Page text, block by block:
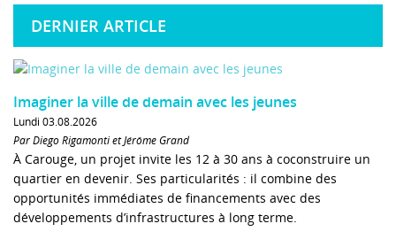
DERNIER ARTICLE
Imaginer la ville de demain avec les jeunes
Lundi 03.08.2026
Par Diego Rigamonti et Jérôme Grand
À Carouge, un projet invite les 12 à 30 ans à coconstruire un
quartier en devenir. Ses particularités : il combine des
opportunités immédiates de financements avec des
développements d’infrastructures à long terme.